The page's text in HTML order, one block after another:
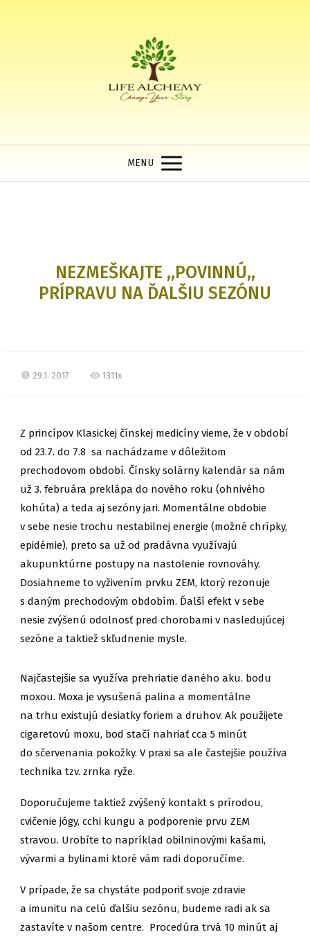
MENU
NEZMEŠKAJTE ,,POVINNÚ,,
PRÍPRAVU NA ĎALŠIU SEZÓNU
29.1. 2017 1311x
Z princípov Klasickej čínskej medicíny vieme, že v období
od 23.7. do 7.8 sa nachádzame v dôležitom
prechodovom období. Čínsky solárny kalendár sa nám
už 3. februára preklápa do nového roku (ohnivého
kohúta) a teda aj sezóny jari. Momentálne obdobie
v sebe nesie trochu nestabilnej energie (možné chrípky,
epidémie), preto sa už od pradávna využívajú
akupunktúrne postupy na nastolenie rovnováhy.
Dosiahneme to vyživením prvku ZEM, ktorý rezonuje
s daným prechodovým obdobím. Ďalší efekt v sebe
nesie zvýšenú odolnosť pred chorobami v nasledujúcej
sezóne a taktiež skľudnenie mysle.
Najčastejšie sa využíva prehriatie daného aku. bodu
moxou. Moxa je vysušená palina a momentálne
na trhu existujú desiatky foriem a druhov. Ak použijete
cigaretovú moxu, bod stačí nahriať cca 5 minút
do sčervenania pokožky. V praxi sa ale častejšie používa
technika tzv. zrnka ryže.
Doporučujeme taktiež zvýšený kontakt s prírodou,
cvičenie jógy, cchi kungu a podporenie prvu ZEM
stravou. Urobíte to napríklad obilninovými kašami,
vývarmi a bylinami ktoré vám radi doporučíme.
V prípade, že sa chystáte podporiť svoje zdravie
a imunitu na celú ďalšiu sezónu, budeme radi ak sa
zastavíte v našom centre. Procedúra trvá 10 minút aj